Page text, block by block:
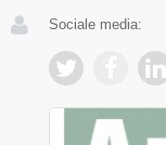
Sociale media: